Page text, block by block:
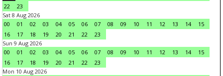
22
23
Sat 8 Aug 2026
00
01 02 03 04 05 06 07 08 09 10 11 12 13 14
15
16
17 18 19 20 21 22
23
Sun 9 Aug 2026
00
01 02 03 04 05 06 07 08 09 10 11 12 13 14
15
16
17 18 19 20 21 22
23
Mon 10 Aug 2026